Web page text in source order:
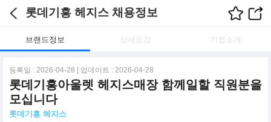
롯데기흥 헤지스 채용정보
브랜드정보 상세요강 기업소개
등록일 : 2026-04-28 | 업데이트 : 2026-04-28
롯데기흥아울렛 헤지스매장 함께일할 직원분을
모십니다
롯데기흥 헤지스